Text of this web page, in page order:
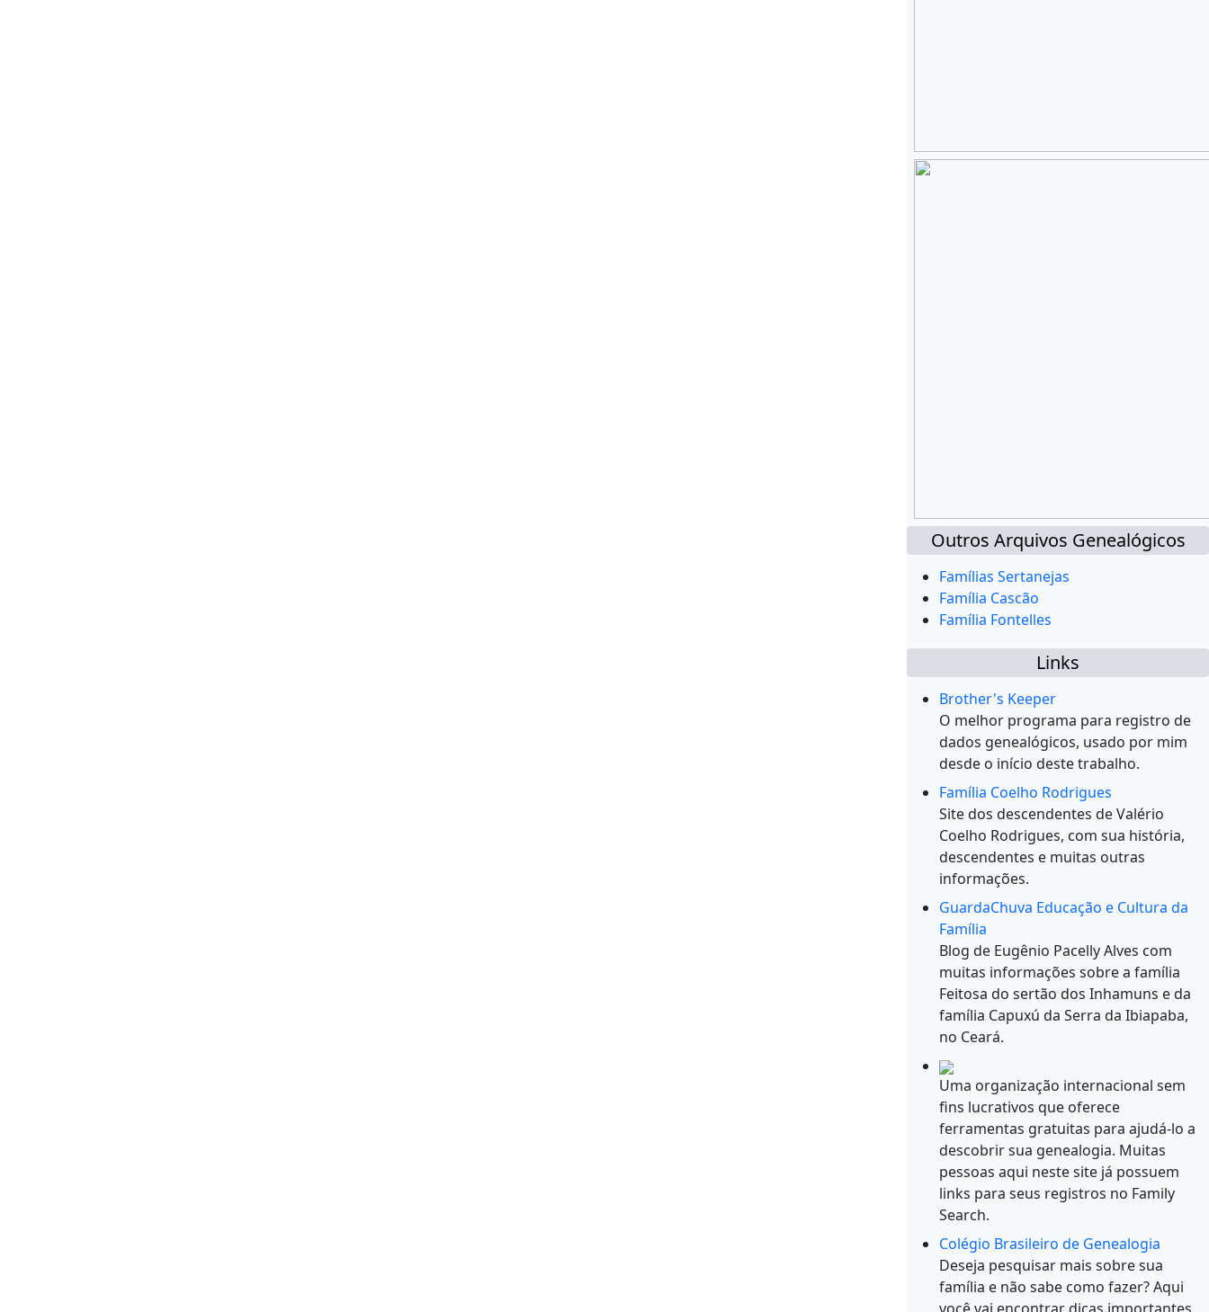
Outros Arquivos Genealógicos
Famílias Sertanejas
Família Cascão
Família Fontelles
Links
Brother's Keeper
O melhor programa para registro de
dados genealógicos, usado por mim
desde o início deste trabalho.
Família Coelho Rodrigues
Site dos descendentes de Valério
Coelho Rodrigues, com sua história,
descendentes e muitas outras
informações.
GuardaChuva Educação e Cultura da
Família
Blog de Eugênio Pacelly Alves com
muitas informações sobre a família
Feitosa do sertão dos Inhamuns e da
família Capuxú da Serra da Ibiapaba,
no Ceará.
Uma organização internacional sem
fins lucrativos que oferece
ferramentas gratuitas para ajudá-lo a
descobrir sua genealogia. Muitas
pessoas aqui neste site já possuem
links para seus registros no Family
Search.
Colégio Brasileiro de Genealogia
Deseja pesquisar mais sobre sua
família e não sabe como fazer? Aqui